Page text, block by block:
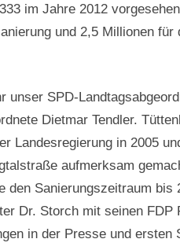
im Jahre 2012
und 2,5 Millionen
unser SPD-
Dietmar Tendler.
Landesregierung in 2005
aufmerksam
den Sanierungszeitraum bis
Dr. Storch mit seinen FDP
in der Presse und ersten